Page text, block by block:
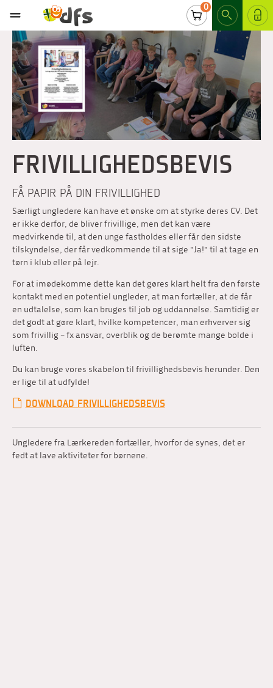
0
LOG IND
FRIVILLIGHEDSBEVIS
FÅ PAPIR PÅ DIN FRIVILLIGHED
Særligt ungledere kan have et ønske om at styrke deres CV. Det
er ikke derfor, de bliver frivillige, men det kan være
medvirkende til, at den unge fastholdes eller får den sidste
tilskyndelse, der får vedkommende til at sige "Ja!" til at tage en
tørn i klub eller på lejr.
For at imødekomme dette kan det gøres klart helt fra den første
kontakt med en potentiel ungleder, at man fortæller, at de får
en udtalelse, som kan bruges til job og uddannelse. Samtidig er
det godt at gøre klart, hvilke kompetencer, man erhverver sig
som frivillig – fx ansvar, overblik og de berømte mange bolde i
luften.
Du kan bruge vores skabelon til frivillighedsbevis herunder. Den
er lige til at udfylde!
DOWNLOAD FRIVILLIGHEDSBEVIS
Ungledere fra Lærkereden fortæller, hvorfor de synes, det er
fedt at lave aktiviteter for børnene.